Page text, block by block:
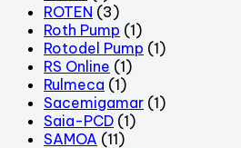
ROTEN (3)
Roth Pump (1)
Rotodel Pump (1)
RS Online (1)
Rulmeca (1)
Sacemigamar (1)
Saia-PCD (1)
SAMOA (11)